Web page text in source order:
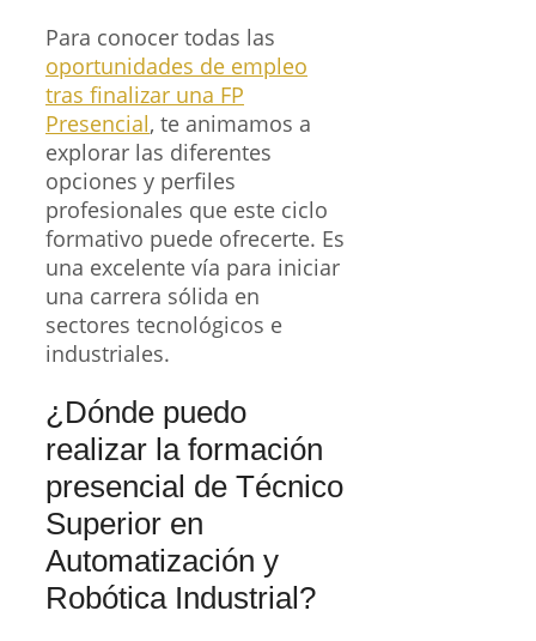
Para conocer todas las
oportunidades de empleo
tras finalizar una FP
Presencial, te animamos a
explorar las diferentes
opciones y perfiles
profesionales que este ciclo
formativo puede ofrecerte. Es
una excelente vía para iniciar
una carrera sólida en
sectores tecnológicos e
industriales.
¿Dónde puedo
realizar la formación
presencial de Técnico
Superior en
Automatización y
Robótica Industrial?